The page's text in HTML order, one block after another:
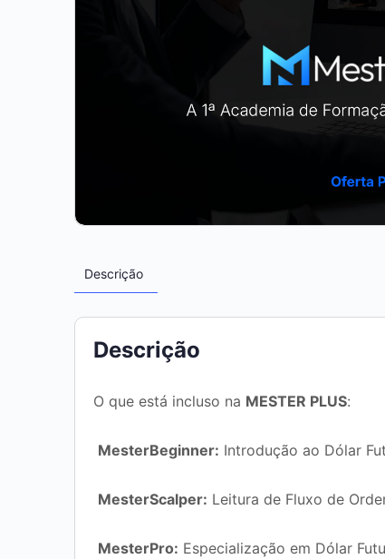
Descrição
Descrição
O que está incluso na MESTER PLUS:
MesterBeginner: Introdução ao Dólar
MesterScalper: Leitura de Fluxo de
MesterPro: Especialização em Dólar